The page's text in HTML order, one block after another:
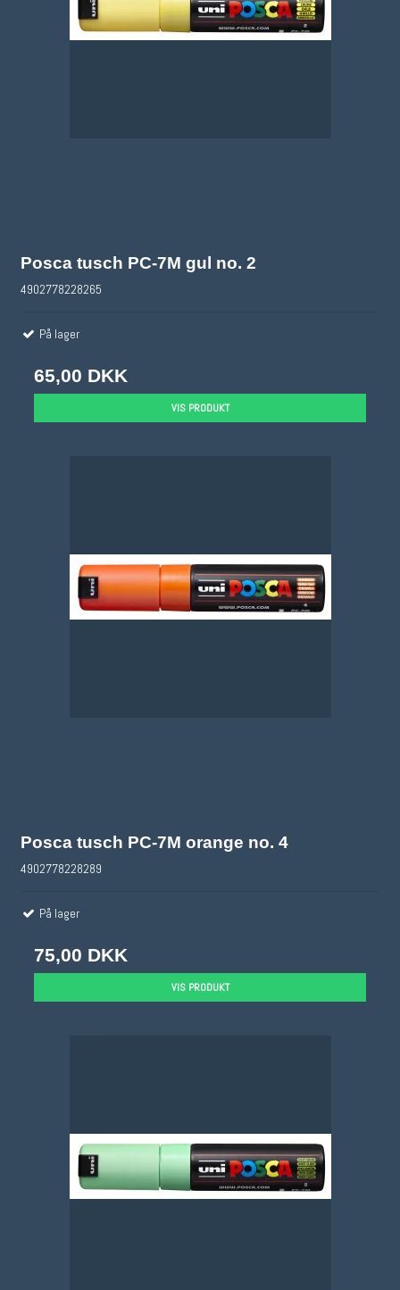
Posca tusch PC-7M gul no. 2
4902778228265
På lager
65,00 DKK
VIS PRODUKT
Posca tusch PC-7M orange no. 4
4902778228289
På lager
75,00 DKK
VIS PRODUKT